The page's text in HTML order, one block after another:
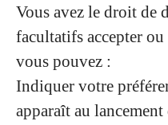
Vous avez le droit de
facultatifs accepter
vous pouvez :
Indiquer votre
apparaît au lancement